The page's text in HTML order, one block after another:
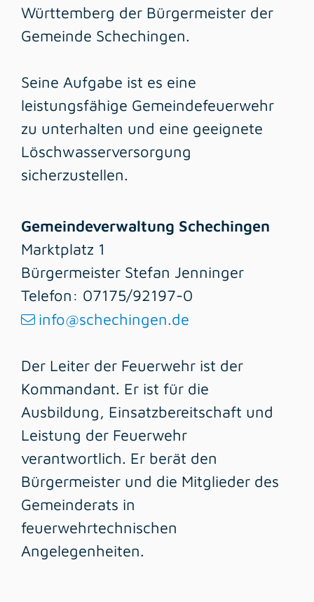
Württemberg der Bürgermeister der
Gemeinde Schechingen.
Seine Aufgabe ist es eine
leistungsfähige Gemeindefeuerwehr
zu unterhalten und eine geeignete
Löschwasserversorgung
sicherzustellen.
Gemeindeverwaltung Schechingen
Marktplatz 1
Bürgermeister Stefan Jenninger
Telefon: 07175/92197-0
info@schechingen.de
Der Leiter der Feuerwehr ist der
Kommandant. Er ist für die
Ausbildung, Einsatzbereitschaft und
Leistung der Feuerwehr
verantwortlich. Er berät den
Bürgermeister und die Mitglieder des
Gemeinderats in
feuerwehrtechnischen
Angelegenheiten.